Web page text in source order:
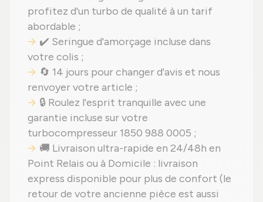
profitez d'un turbo de qualité à un tarif
abordable ;
✔️ Seringue d'amorçage incluse dans
votre colis ;
🔄 14 jours pour changer d'avis et nous
renvoyer votre article ;
🔒 Roulez l'esprit tranquille avec une
garantie incluse sur votre
turbocompresseur 1850 988 0005 ;
🚚 Livraison ultra-rapide en 24/48h en
Point Relais ou à Domicile : livraison
express disponible pour plus de confort (le
retour de votre ancienne pièce est aussi